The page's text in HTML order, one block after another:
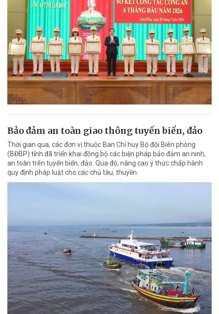
Bảo đảm an toàn giao thông tuyến biển, đảo
Thời gian qua, các đơn vị thuộc Ban Chỉ huy Bộ đội Biên phòng
(BĐBP) tỉnh đã triển khai đồng bộ các biện pháp bảo đảm an ninh,
an toàn trên tuyến biển, đảo. Qua đó, nâng cao ý thức chấp hành
quy định pháp luật cho các chủ tàu, thuyền.